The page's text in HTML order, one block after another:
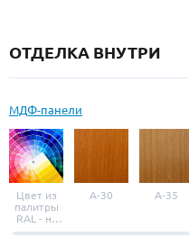
ОТДЕЛКА ВНУТРИ
МДФ-панели
Цвет из
палитры
RAL - на
выбор
A-30 A-35